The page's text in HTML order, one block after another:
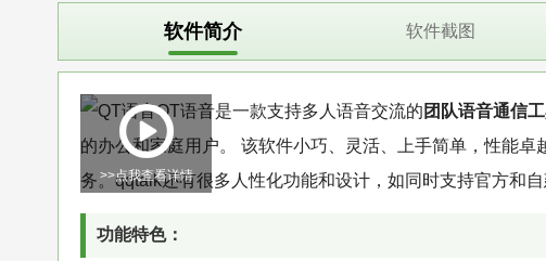
软件简介 软件截图
>>点我查看详情
QT语音是一款支持多人语音交流的 团队语音通信
的办公和家庭用户。 该软件小巧、灵活、上手简单，性能
务。qqtalk还有很多人性化功能和设计，如同时支持官方和
功能特色：